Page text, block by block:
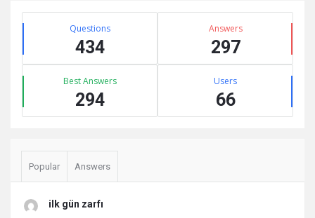
Sidebar
Stats Questions
434
Answers
297
Best Answers
294
Users
66
Popular Answers
ilk gün zarfı